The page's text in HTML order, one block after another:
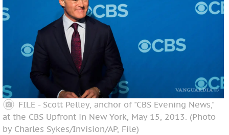
FILE - Scott Pelley, anchor of "CBS Evening News,"
at the CBS Upfront in New York, May 15, 2013. (Photo
by Charles Sykes/Invision/AP, File)